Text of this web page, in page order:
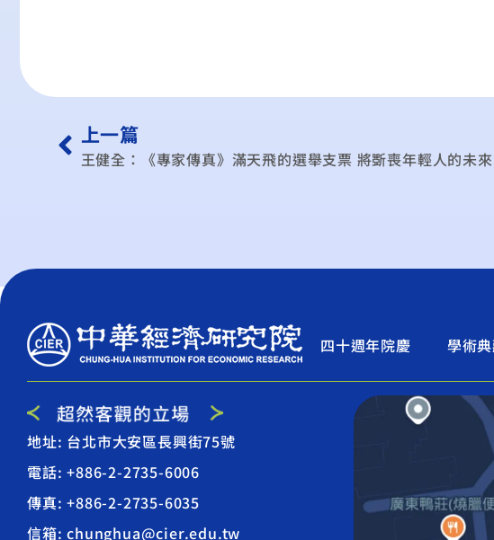
上一篇
王健全：《專家傳真》滿天飛的選舉支票 將斲喪年輕人的未來
四十週年院慶 學術
地址: 台北市大安區長興街75號
電話: +886-2-2735-6006
傳真: +886-2-2735-6035
信箱: chunghua@cier.edu.tw